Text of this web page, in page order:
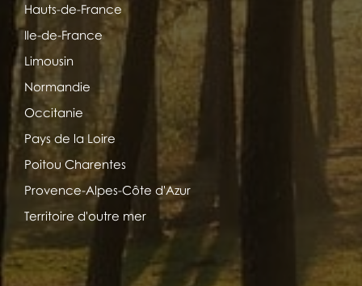
Hauts-de-France
Ile-de-France
Limousin
Normandie
Occitanie
Pays de la Loire
Poitou Charentes
Provence-Alpes-Côte d'Azur
Territoire d'outre mer